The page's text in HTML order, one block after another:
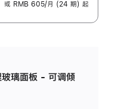
或 RMB 605/月 (24 期) 起
璃面板 - 可调倾